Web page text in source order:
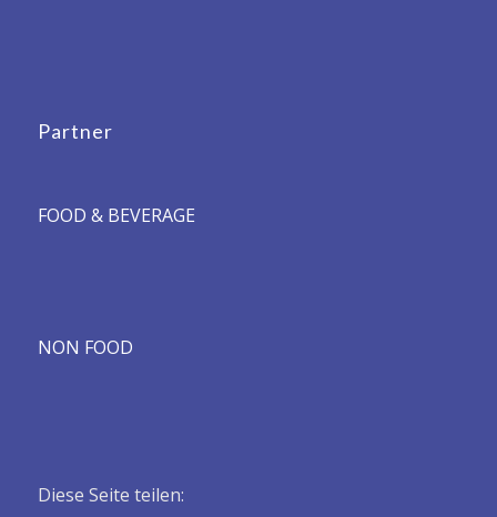
Partner
FOOD & BEVERAGE
NON FOOD
Diese Seite teilen: